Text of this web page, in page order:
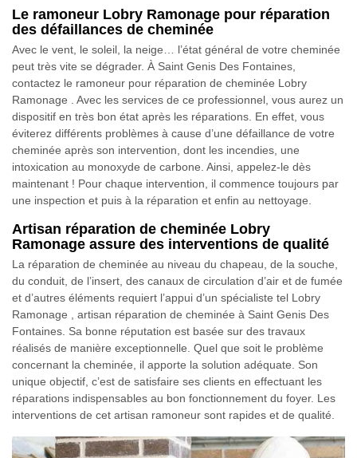
Le ramoneur Lobry Ramonage pour réparation
des défaillances de cheminée
Avec le vent, le soleil, la neige… l’état général de votre cheminée
peut très vite se dégrader. À Saint Genis Des Fontaines,
contactez le ramoneur pour réparation de cheminée Lobry
Ramonage . Avec les services de ce professionnel, vous aurez un
dispositif en très bon état après les réparations. En effet, vous
éviterez différents problèmes à cause d’une défaillance de votre
cheminée après son intervention, dont les incendies, une
intoxication au monoxyde de carbone. Ainsi, appelez-le dès
maintenant ! Pour chaque intervention, il commence toujours par
une inspection et puis à la réparation et enfin au nettoyage.
Artisan réparation de cheminée Lobry
Ramonage assure des interventions de qualité
La réparation de cheminée au niveau du chapeau, de la souche,
du conduit, de l’insert, des canaux de circulation d’air et de fumée
et d’autres éléments requiert l’appui d’un spécialiste tel Lobry
Ramonage , artisan réparation de cheminée à Saint Genis Des
Fontaines. Sa bonne réputation est basée sur des travaux
réalisés de manière exceptionnelle. Quel que soit le problème
concernant la cheminée, il apporte la solution adéquate. Son
unique objectif, c’est de satisfaire ses clients en effectuant les
réparations indispensables au bon fonctionnement du foyer. Les
interventions de cet artisan ramoneur sont rapides et de qualité.